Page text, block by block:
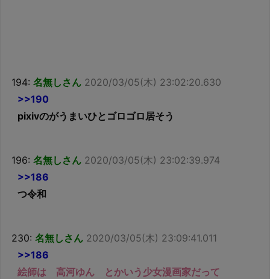
194: 名無しさん 2020/03/05(木) 23:02:20.630
>>190
pixivのがうまいひとゴロゴロ居そう
196: 名無しさん 2020/03/05(木) 23:02:39.974
>>186
つ令和
230: 名無しさん 2020/03/05(木) 23:09:41.011
>>186
絵師は 高河ゆん とかいう少女漫画家だって